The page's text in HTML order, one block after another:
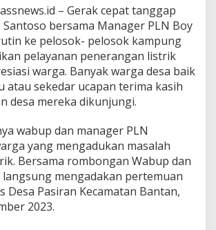
a
t
o
s
o
d
a
n
a
n
a
g
e
r
P
– Gerak cepat tanggap
bersama Manager PLN Boy
ke pelosok- pelosok kampung
pelayanan penerangan listrik
warga. Banyak warga desa baik
atau sekedar ucapan terima kasih
desa mereka dikunjungi.
wabup dan manager PLN
yang mengadukan masalah
Bersama rombongan Wabup dan
mengadakan pertemuan
Desa Pasiran Kecamatan Bantan,
2023.